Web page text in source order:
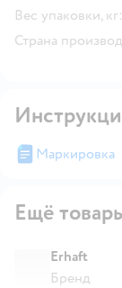
Вес упаковки, кг:
Страна
Маркировка
Ещё
Erhaft
Бренд